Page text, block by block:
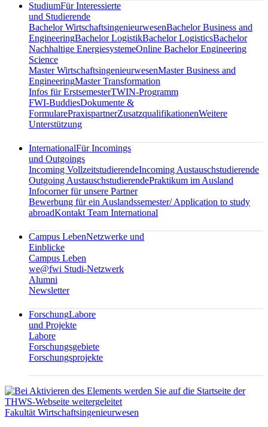
StudiumFür Interessierte
und Studierende
Bachelor WirtschaftsingenieurwesenBachelor Business and
EngineeringBachelor LogistikBachelor LogisticsBachelor
Nachhaltige EnergiesystemeOnline Bachelor Engineering
Science
Master WirtschaftsingenieurwesenMaster Business and
EngineeringMaster Transformation
Infos für ErstsemesterTWIN-Programm
FWI-BuddiesDokumente &
FormularePraxispartnerZusatzqualifikationenWeitere
Unterstützung
InternationalFür Incomings
und Outgoings
Incoming VollzeitstudierendeIncoming Austauschstudierende
Outgoing AustauschstudierendePraktikum im Ausland
Infocorner für unsere Partner
Bewerbung für ein Auslandssemester/ Application to study
abroadKontakt Team International
Campus LebenNetzwerke und
Einblicke
Campus Leben
we@fwi Studi-Netzwerk
Alumni
Newsletter
ForschungLabore
und Projekte
Labore
Forschungsgebiete
Forschungsprojekte
Fakultät Wirtschaftsingenieurwesen